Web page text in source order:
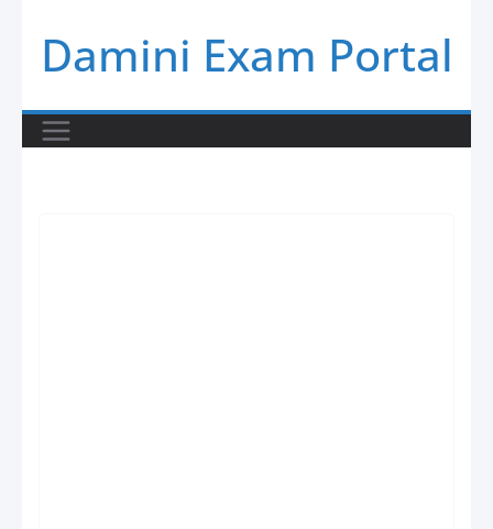
content
Damini Exam Portal